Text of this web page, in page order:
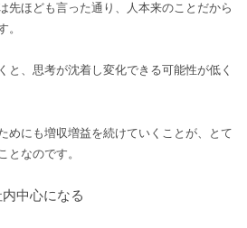
先ほども言った通り、人本来のことだから
。
と、思考が沈着し変化できる可能性が低く
めにも増収増益を続けていくことが、とて
となのです。
中心になる